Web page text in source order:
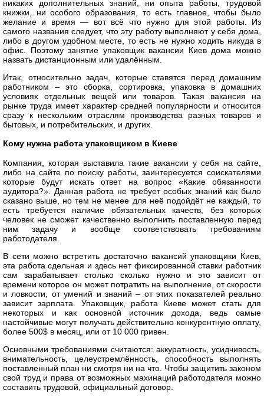
никаких дополнительных знаний, ни опыта работы, трудовой
книжки, ни особого образования, то есть главное, чтобы было
желание и время — вот всё что нужно для этой работы. Из
самого названия следует, что эту работу выполняют у себя дома,
либо в другом удобном месте, то есть не нужно ходить никуда в
офис. Поэтому занятие упаковщик вакансии Киев дома можно
назвать дистанционным или удалённым.
Итак, относительно задач, которые ставятся перед домашним
работником – это сборка, сортировка, упаковка в домашних
условиях отдельных вещей или товаров. Такая вакансия на
рынке труда имеет характер средней популярности и относится
сразу к нескольким отраслям производства разных товаров и
бытовых, и потребительских, и других.
Кому нужна работа упаковщиком в Киеве
Компания, которая выставила такие вакансии у себя на сайте,
либо на сайте по поиску работы, заинтересуется соискателями
которые будут искать ответ на вопрос «Какие обязанности
аудитора?». Данная работа не требует особых знаний как было
сказано выше, но тем не менее для неё подойдёт не каждый, то
есть требуется наличие обязательных качеств, без которых
человек не сможет качественно выполнить поставленную перед
ним задачу и вообще соответствовать требованиям
работодателя.
В сети можно встретить достаточно вакансий упаковщики Киев,
эта работа сдельная и здесь нет фиксированной ставки работник
сам зарабатывает столько сколько нужно и это зависит от
времени которое он может потратить на выполнение, от скорости
и ловкости, от умений и знаний – от этих показателей реально
зависит зарплата. Упаковщик, работа Киеве может стать для
некоторых и как основной источник дохода, ведь самые
настойчивые могут получать действительно конкурентную оплату,
более 500$ в месяц, или от 10 000 гривен.
Основными требованиями считаются: аккуратность, усидчивость,
внимательность, целеустремлённость, способность выполнять
поставленный план ни смотря ни на что. Чтобы защитить законом
свой труд и права от возможных махинаций работодателя можно
составить трудовой, официальный договор.